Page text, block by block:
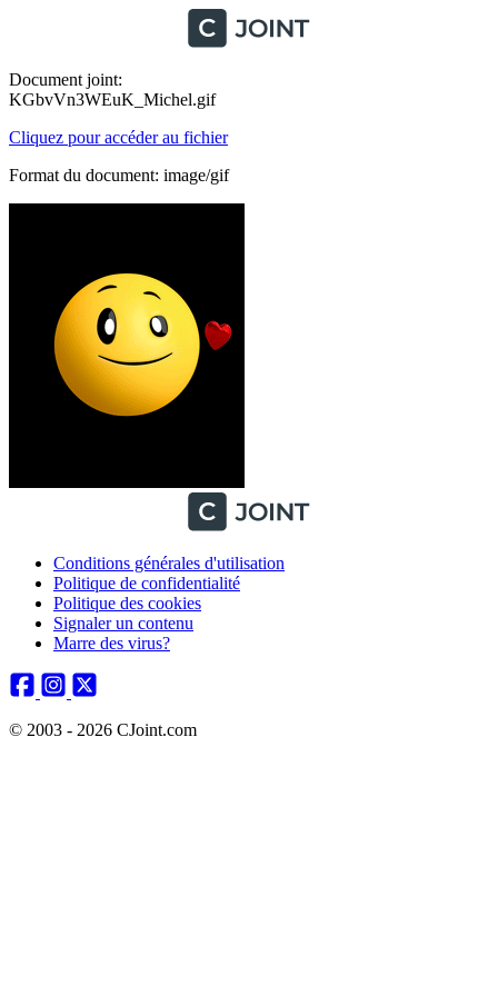
Document joint:
KGbvVn3WEuK_Michel.gif
Cliquez pour accéder au fichier
Format du document: image/gif
Conditions générales d'utilisation
Politique de confidentialité
Politique des cookies
Signaler un contenu
Marre des virus?
© 2003 - 2026 CJoint.com